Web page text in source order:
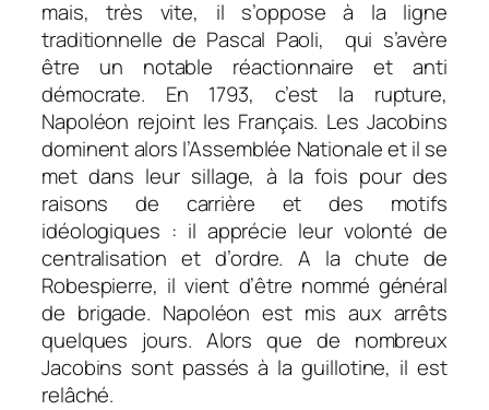
mais, très vite, il s’oppose à la ligne
traditionnelle de Pascal Paoli, qui s’avère
être un notable réactionnaire et anti
démocrate. En 1793, c’est la rupture,
Napoléon rejoint les Français. Les Jacobins
dominent alors l’Assemblée Nationale et il se
met dans leur sillage, à la fois pour des
raisons de carrière et des motifs
idéologiques : il apprécie leur volonté de
centralisation et d’ordre. A la chute de
Robespierre, il vient d’être nommé général
de brigade. Napoléon est mis aux arrêts
quelques jours. Alors que de nombreux
Jacobins sont passés à la guillotine, il est
relâché.